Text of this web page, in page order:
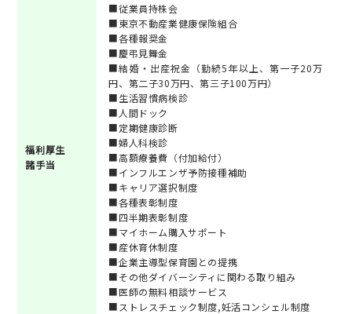
福利厚生
諸手当
■従業員持株会
■東京不動産業健康保険組合
■各種報奨金
■慶弔見舞金
■結婚・出産祝金（勤続5年以上、第一子20万
円、第二子30万円、第三子100万円）
■生活習慣病検診
■人間ドック
■定期健康診断
■婦人科検診
■高額療養費（付加給付）
■インフルエンザ予防接種補助
■キャリア選択制度
■各種表彰制度
■四半期表彰制度
■マイホーム購入サポート
■産休育休制度
■企業主導型保育園との提携
■その他ダイバーシティに関わる取り組み
■医師の無料相談サービス
■ストレスチェック制度,妊活コンシェル制度